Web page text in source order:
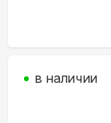
в наличии